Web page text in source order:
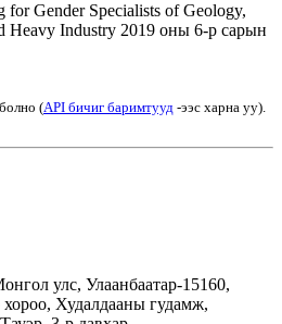
for Gender Specialists of Geology,
Heavy Industry 2019 оны 6-р сарын
(API бичиг баримтууд -ээс харна уу).
улс, Улаанбаатар-15160,
хороо, Худалдааны гудамж,